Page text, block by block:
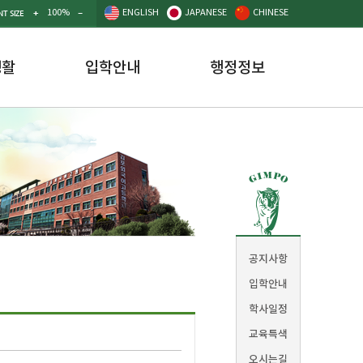
SIZE 100% ENGLISH JAPANESE CHINESE
입학안내 행정정보
공지사항
입학안내
학사일정
교육특색
오시는길